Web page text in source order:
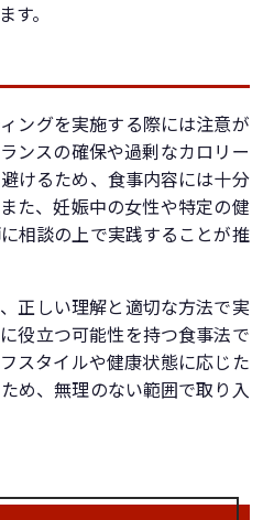
す。
ングを実施する際には注意が
ンスの確保や過剰なカロリー
けるため、食事内容には十分
た、妊娠中の女性や特定の健
相談の上で実践することが推
正しい理解と適切な方法で実
役立つ可能性を持つ食事法で
スタイルや健康状態に応じた
め、無理のない範囲で取り入